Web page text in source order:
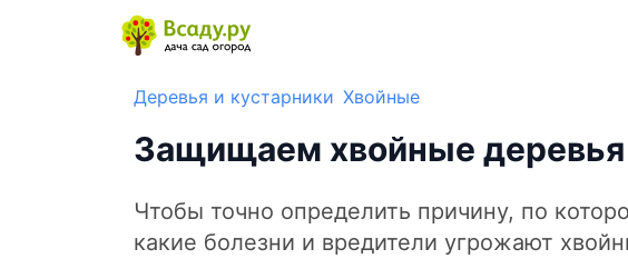
Деревья и кустарники Хвойные
Защищаем хвойные деревья
Чтобы точно определить причину, по
какие болезни и вредители угрожают